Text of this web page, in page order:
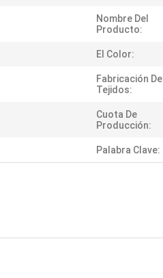
Nombre Del
Producto:
El Color:
Fabricación De
Tejidos:
Cuota De
Producción:
Palabra Clave: